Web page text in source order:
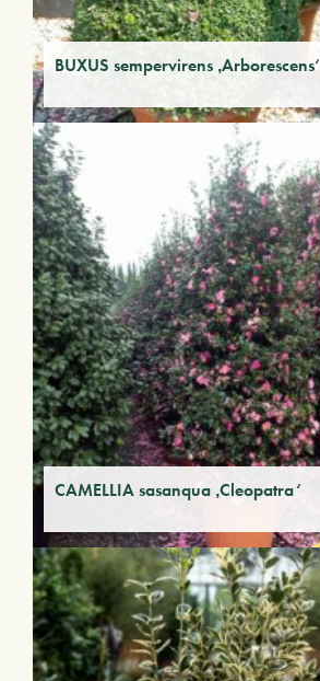
BUXUS sempervirens ‚Arborescens‘
CAMELLIA sasanqua ‚Cleopatra‘